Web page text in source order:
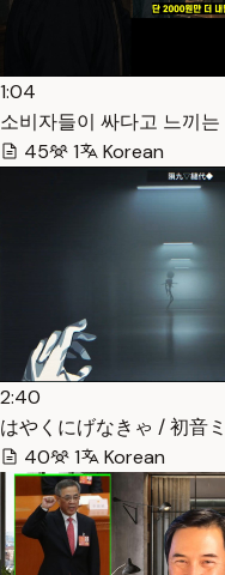
1:04
소비자들이 싸다고 느끼
45
1 Korean
2:40
はやくにげなきゃ / 初音
40
1 Korean